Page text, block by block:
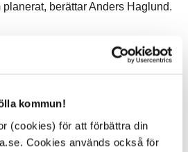
kommun!
(cookies) för att förbättra din
Cookies används också för
berättar Anders Haglund.
att hantera och som lyfts av både
i nära relationer och
För
hantera detta, men behöver
med alla verksamheter inom